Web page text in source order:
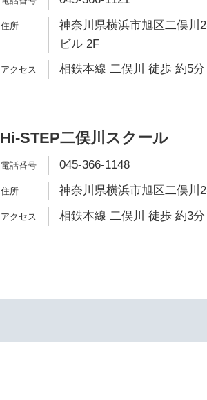
神奈川県横浜市旭区二俣川
ビル 2F
相鉄本線 二俣川 徒歩 約5分
Hi-STEP二俣川スクール
045-366-1148
神奈川県横浜市旭区二俣川
相鉄本線 二俣川 徒歩 約3分